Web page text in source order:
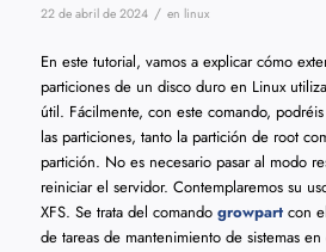
22 de abril de 2024 / en linux
En este tutorial, vamos a explicar cómo
particiones de un disco duro en Linux
útil. Fácilmente, con este comando,
las particiones, tanto la partición de root
partición. No es necesario pasar al modo
reiniciar el servidor. Contemplaremos su
XFS. Se trata del comando growpartcon
de tareas de mantenimiento de sistemas